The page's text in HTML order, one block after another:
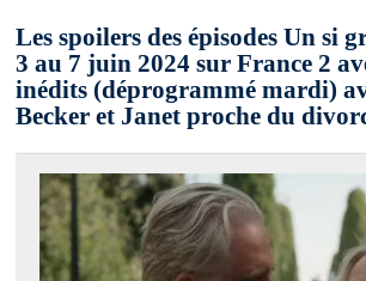
Les spoilers des épisodes Un si
3 au 7 juin 2024 sur France 2
inédits (déprogrammé mardi)
Becker et Janet proche du